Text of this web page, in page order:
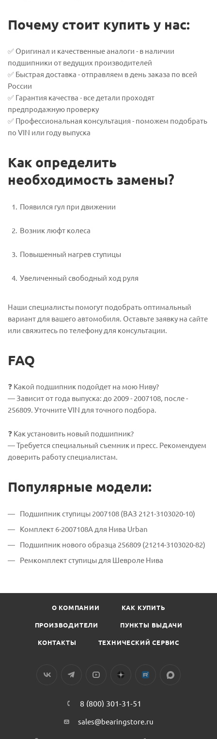
Почему стоит купить у нас:
✅ Оригинал и качественные аналоги - в наличии
подшипники от ведущих производителей
✅ Быстрая доставка - отправляем в день заказа по всей
России
✅ Гарантия качества - все детали проходят
предпродажную проверку
✅ Профессиональная консультация - поможем подобрать
по VIN или году выпуска
Как определить
необходимость замены?
Появился гул при движении
Возник люфт колеса
Повышенный нагрев ступицы
Увеличенный свободный ход руля
Наши специалисты помогут подобрать оптимальный
вариант для вашего автомобиля. Оставьте заявку на сайте
или свяжитесь по телефону для консультации.
FAQ
❓ Какой подшипник подойдет на мою Ниву?
— Зависит от года выпуска: до 2009 - 2007108, после -
256809. Уточните VIN для точного подбора.
❓ Как установить новый подшипник?
— Требуется специальный съемник и пресс. Рекомендуем
доверить работу специалистам.
Популярные модели:
Подшипник ступицы 2007108 (ВАЗ 2121-3103020-10)
Комплект 6-2007108А для Нива Urban
Подшипник нового образца 256809 (21214-3103020-82)
Ремкомплект ступицы для Шевроле Нива
О КОМПАНИИ КАК КУПИТЬ
ПРОИЗВОДИТЕЛИ ПУНКТЫ ВЫДАЧИ
КОНТАКТЫ ТЕХНИЧЕСКИЙ СЕРВИС
8 (800) 301-31-51
sales@bearingstore.ru